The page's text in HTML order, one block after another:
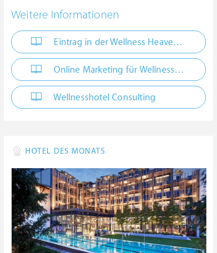
Weitere Informationen
Eintrag in der Wellness Heaven Guide
Online Marketing für Wellnesshotels
Wellnesshotel Consulting
HOTEL DES MONATS